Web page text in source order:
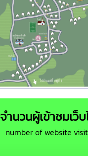
จำนวนผู้เข้าชมเว็
number of website